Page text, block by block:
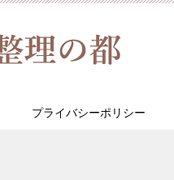
プライバシーポリシー